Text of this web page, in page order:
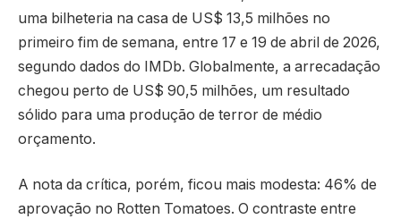
uma bilheteria na casa de US$ 13,5 milhões no
primeiro fim de semana, entre 17 e 19 de abril de 2026,
segundo dados do IMDb. Globalmente, a arrecadação
chegou perto de US$ 90,5 milhões, um resultado
sólido para uma produção de terror de médio
orçamento.
A nota da crítica, porém, ficou mais modesta: 46% de
aprovação no Rotten Tomatoes. O contraste entre